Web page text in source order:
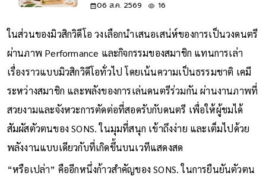
06 ส.ค. 2569 16
ในส่วนของมิวสิกวิดีโอ วงเลือกนำเสนอเสน่ห์ของการเป็นวงดนตรี
ผ่านภาพ Performance และกิจกรรมของสมาชิก แทนการเล่า
เรื่องราวแบบมิวสิกวิดีโอทั่วไป โดยเน้นความเป็นธรรมชาติ เคมี
ระหว่างสมาชิก และพลังของการเล่นดนตรีร่วมกัน ผ่านงานภาพที่
สวยงามและจังหวะการตัดต่อที่สอดรับกับดนตรี เพื่อให้ผู้ชมได้
สัมผัสตัวตนของ SONS. ในมุมที่สนุก เข้าถึงง่าย และเต็มไปด้วย
พลังงานแบบเดียวกับที่เกิดขึ้นบนเวทีแสดงสด
“หรือเปล่า” คืออีกหนึ่งก้าวสำคัญของ SONS. ในการยืนยันตัวตน